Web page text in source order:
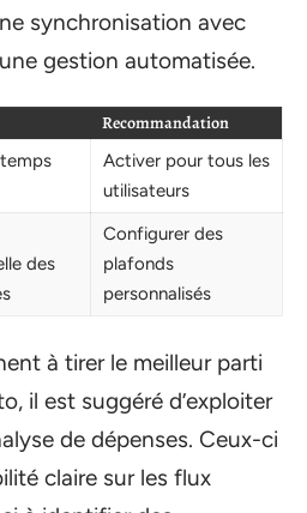
synchronisation avec
gestion automatisée.
Recommandation
Activer pour tous les
utilisateurs
des
Configurer des
plafonds
personnalisés
à tirer le meilleur parti
il est suggéré d’exploiter
de dépenses. Ceux-ci
claire sur les flux